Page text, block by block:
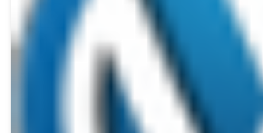
TOUAREG
TRANSPORTER